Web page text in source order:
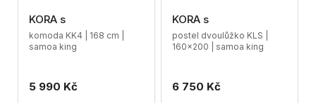
KORA s
komoda KK4 | 168 cm |
samoa king
5 990 Kč
KORA s
postel dvoulůžko KLS |
160x200 | samoa king
6 750 Kč